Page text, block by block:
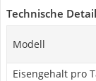
Technische
Modell
Eisengehalt pro